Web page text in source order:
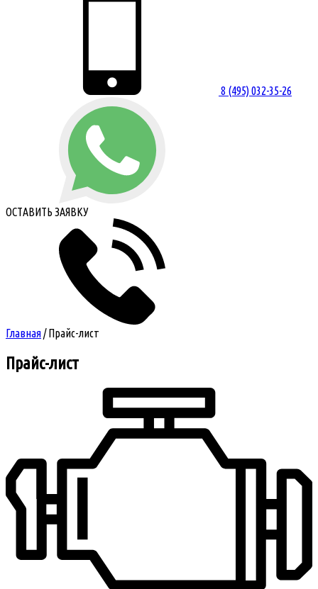
8 (495) 032-35-26
ОСТАВИТЬ ЗАЯВКУ
Главная/ Прайс-лист
Прайс-лист